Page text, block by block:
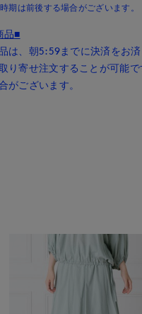
期は前後する場合がございます。
品■
は、朝5:59までに決済をお済
り寄せ注文することが可能
がございます。